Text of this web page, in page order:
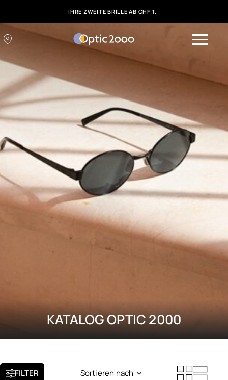
IHRE ZWEITE BRILLE AB CHF 1.-
KATALOG OPTIC 2000
FILTER Sortieren nach